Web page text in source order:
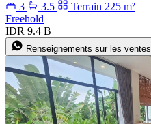
3 3.5
Terrain 225 m²
Freehold
IDR 9.4 B
Renseignements sur les ventes